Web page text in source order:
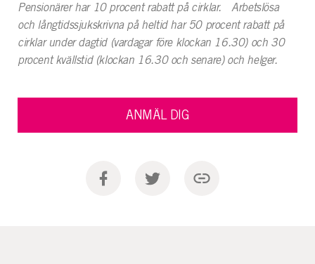
Pensionärer har 10 procent rabatt på cirklar. Arbetslösa
och långtidssjukskrivna på heltid har 50 procent rabatt på
cirklar under dagtid (vardagar före klockan 16.30) och 30
procent kvällstid (klockan 16.30 och senare) och helger.
ANMÄL DIG